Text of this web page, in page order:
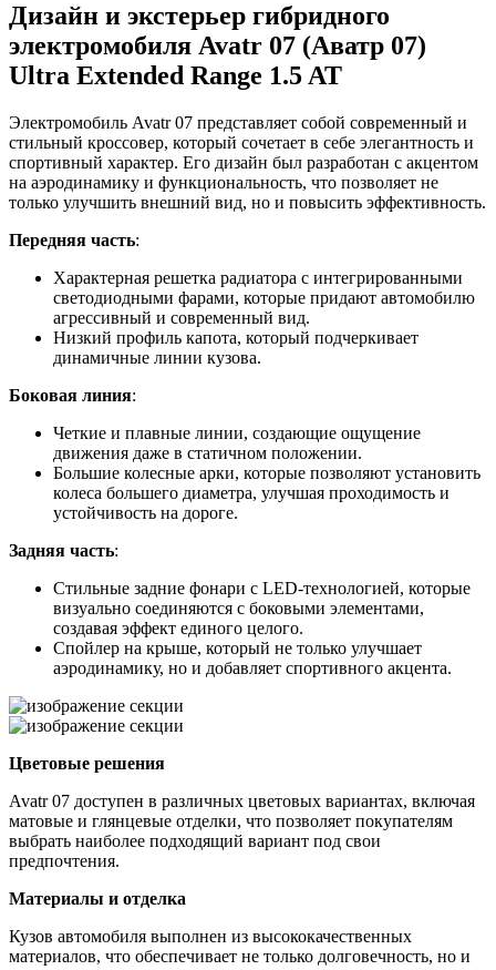
Дизайн и экстерьер гибридного
электромобиля Avatr 07 (Аватр 07)
Ultra Extended Range 1.5 AT
Электромобиль Avatr 07 представляет собой современный и
стильный кроссовер, который сочетает в себе элегантность и
спортивный характер. Его дизайн был разработан с акцентом
на аэродинамику и функциональность, что позволяет не
только улучшить внешний вид, но и повысить эффективность.
Передняя часть:
Характерная решетка радиатора с интегрированными
светодиодными фарами, которые придают автомобилю
агрессивный и современный вид.
Низкий профиль капота, который подчеркивает
динамичные линии кузова.
Боковая линия:
Четкие и плавные линии, создающие ощущение
движения даже в статичном положении.
Большие колесные арки, которые позволяют установить
колеса большего диаметра, улучшая проходимость и
устойчивость на дороге.
Задняя часть:
Стильные задние фонари с LED-технологией, которые
визуально соединяются с боковыми элементами,
создавая эффект единого целого.
Спойлер на крыше, который не только улучшает
аэродинамику, но и добавляет спортивного акцента.
Цветовые решения
Avatr 07 доступен в различных цветовых вариантах, включая
матовые и глянцевые отделки, что позволяет покупателям
выбрать наиболее подходящий вариант под свои
предпочтения.
Материалы и отделка
Кузов автомобиля выполнен из высококачественных
материалов, что обеспечивает не только долговечность, но и